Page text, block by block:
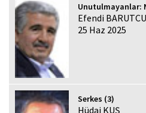
Unutulmayanlar:
Efendi BARUTCU
25 Haz 2025
Serkes (3)
Hüdai KUŞ